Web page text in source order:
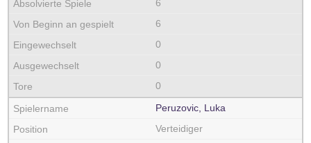
6
6
0
0
0
Peruzovic, Luka
Verteidiger